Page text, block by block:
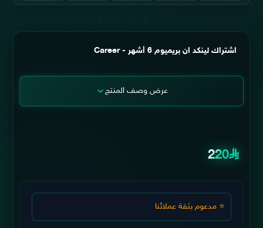
اشتراك لينكد ان بريميوم 6 أشهر - Career
عرض وصف المنتج
220
⭐ مدعوم بثقة عملائنا